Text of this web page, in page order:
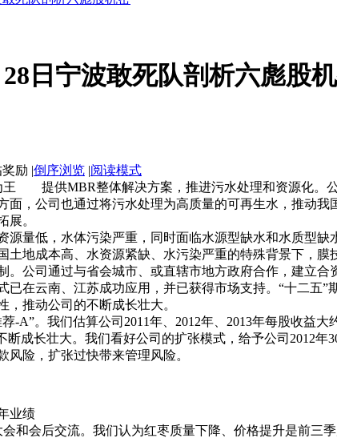
日宁波敢死队剖析六彪股
|倒序浏览 |阅读模式
王 提供MBR整体解决方案，推进污水处理和资源化。
面，公司也通过将污水处理为高质量的可再生水，推动
展。
低，水体污染严重，同时面临水源型缺水和水质型缺
地成本高、水资源紧缺、水污染严重的特殊背景下，
司通过与省会城市、或直辖市地方政府合作，建立合
在云南、江苏成功应用，并已获得市场支持。“十二五
推动公司的不断成长壮大。
。我们估算公司2011年、2012年、2013年每股收益大
成长壮大。我们看好公司的扩张模式，给予公司2012年
险，扩张过快带来管理风险。
业绩
会和会后交流。我们认为红枣质量下降、价格提升是前三